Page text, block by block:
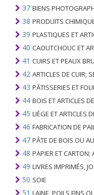
37 BIENS
38 PRODUITS
39 PLASTIQUES ET
40 CAOUTCHOUC ET
41 CUIRS ET PEAUX
42 ARTICLES DE CUIR; SELLERIE ET ​​HARNAIS; ARTICLES DE
43 PÂTISSERIES ET
44 BOIS ET ARTICLES
45 LIÈGE ET ARTICLES
46 FABRICATION DE PAILLES, D'ESPARO
47 PÂTE DE BOIS OU AUTRE MATIÈRE
48 PAPIER ET CARTON;
49 LIVRES IMPRIMÉS, JOURNAUX, PHOTOS ET
50 SOIE
51 LAINE, POILS FINS OU